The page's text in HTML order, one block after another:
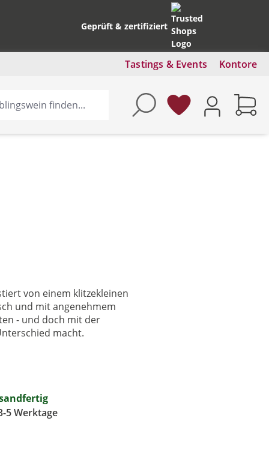
Geprüft & zertifiziert
Tastings & Events Kontore
von einem klitzekleinen
und mit angenehmem
- und doch mit der
macht.
5 Werktage